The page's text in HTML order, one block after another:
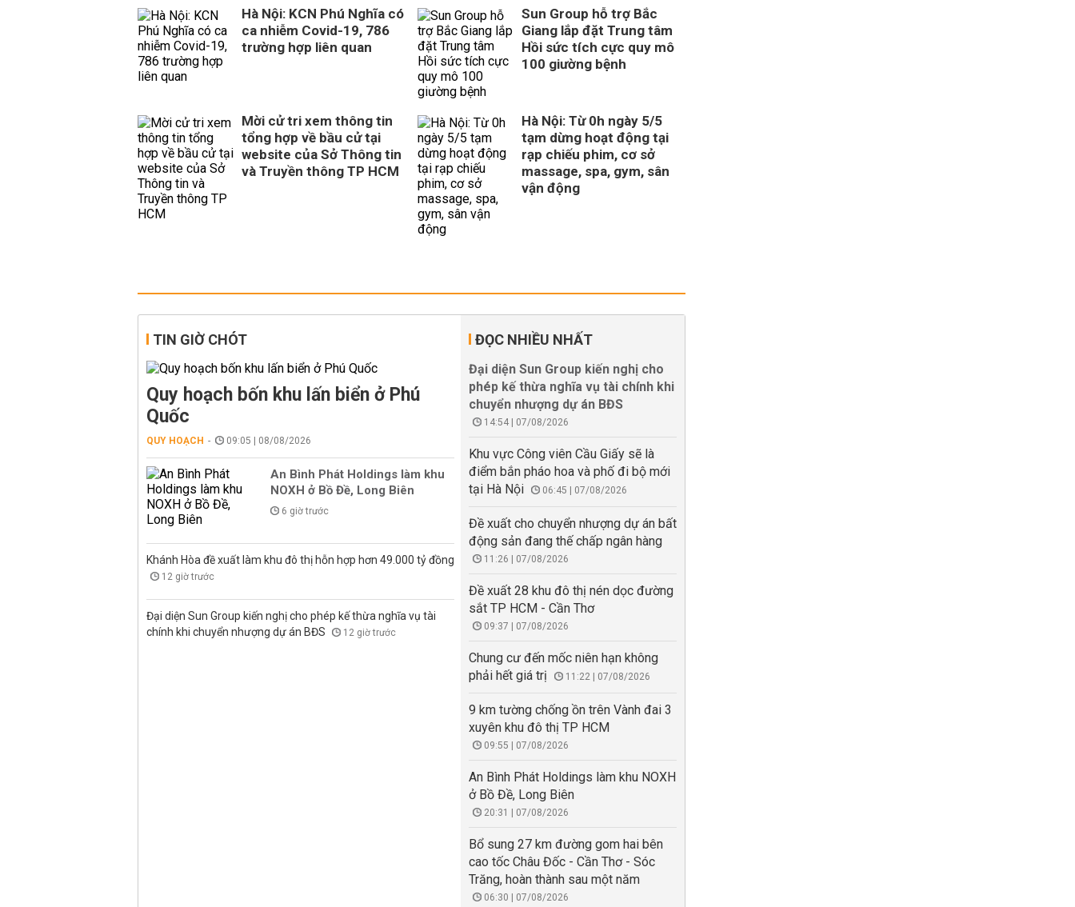
Hà Nội: KCN Phú Nghĩa có
ca nhiễm Covid-19, 786
trường hợp liên quan
Sun Group hỗ trợ Bắc
Giang lắp đặt Trung tâm
Hồi sức tích cực quy mô
100 giường bệnh
Mời cử tri xem thông tin
tổng hợp về bầu cử tại
website của Sở Thông tin
và Truyền thông TP HCM
Hà Nội: Từ 0h ngày 5/5
tạm dừng hoạt động tại
rạp chiếu phim, cơ sở
massage, spa, gym, sân
vận động
TIN GIỜ CHÓT
Quy hoạch bốn khu lấn biển ở Phú
Quốc
QUY HOẠCH 09:05 | 08/08/2026
An Bình Phát Holdings làm khu
NOXH ở Bồ Đề, Long Biên
6 giờ trước
Khánh Hòa đề xuất làm khu đô thị hỗn hợp hơn 49.000 tỷ đồng
12 giờ trước
Đại diện Sun Group kiến nghị cho phép kế thừa nghĩa vụ tài
chính khi chuyển nhượng dự án BĐS
12 giờ trước
ĐỌC NHIỀU NHẤT
Đại diện Sun Group kiến nghị cho
phép kế thừa nghĩa vụ tài chính khi
chuyển nhượng dự án BĐS
14:54 | 07/08/2026
Khu vực Công viên Cầu Giấy sẽ là
điểm bắn pháo hoa và phố đi bộ mới
tại Hà Nội
06:45 | 07/08/2026
Đề xuất cho chuyển nhượng dự án bất
động sản đang thế chấp ngân hàng
11:26 | 07/08/2026
Đề xuất 28 khu đô thị nén dọc đường
sắt TP HCM - Cần Thơ
09:37 | 07/08/2026
Chung cư đến mốc niên hạn không
phải hết giá trị
11:22 | 07/08/2026
9 km tường chống ồn trên Vành đai 3
xuyên khu đô thị TP HCM
09:55 | 07/08/2026
An Bình Phát Holdings làm khu NOXH
ở Bồ Đề, Long Biên
20:31 | 07/08/2026
Bổ sung 27 km đường gom hai bên
cao tốc Châu Đốc - Cần Thơ - Sóc
Trăng, hoàn thành sau một năm
06:30 | 07/08/2026